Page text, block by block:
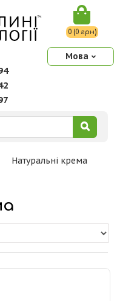
0 (0 грн)
Мова
Натуральні крема